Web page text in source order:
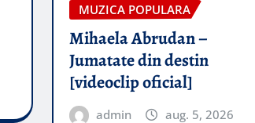
MUZICA POPULARA
Mihaela Abrudan –
Jumatate din destin
[videoclip oficial]
admin aug. 5, 2026